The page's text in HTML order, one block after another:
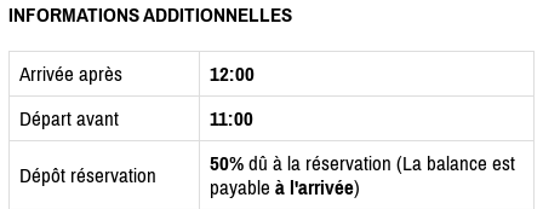
INFORMATIONS ADDITIONNELLES
Arrivée après
12:00
Départ avant
11:00
Dépôt réservation 50% dû à la réservation (La balance est
payable à l'arrivée)